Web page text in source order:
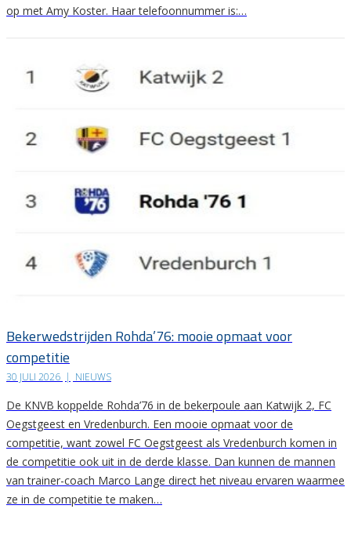
op met Amy Koster. Haar telefoonnummer is:…
Bekerwedstrijden Rohda’76: mooie opmaat voor
competitie
30 JULI 2026 | NIEUWS
De KNVB koppelde Rohda’76 in de bekerpoule aan Katwijk 2, FC
Oegstgeest en Vredenburch. Een mooie opmaat voor de
competitie, want zowel FC Oegstgeest als Vredenburch komen in
de competitie ook uit in de derde klasse. Dan kunnen de mannen
van trainer-coach Marco Lange direct het niveau ervaren waarmee
ze in de competitie te maken…